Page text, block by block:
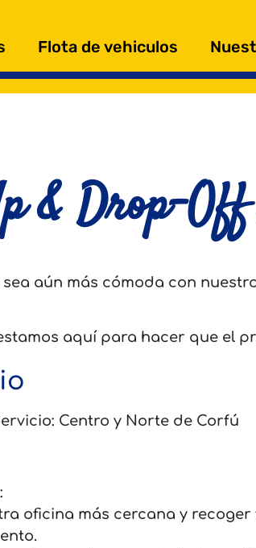
Flota de vehiculos
& Drop-
aún más cómoda con
aquí para hacer que el
Centro y Norte de Corfú
oficina más cercana y recoger